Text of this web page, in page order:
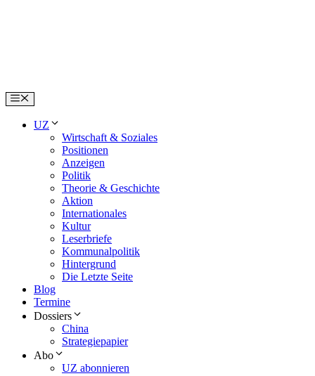
Menu
UZ
Wirtschaft & Soziales
Positionen
Anzeigen
Politik
Theorie & Geschichte
Aktion
Internationales
Kultur
Leserbriefe
Kommunalpolitik
Hintergrund
Die Letzte Seite
Blog
Termine
Dossiers
China
Strategiepapier
Abo
UZ abonnieren